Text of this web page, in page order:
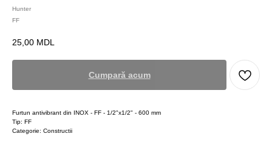
Hunter
FF
25,00 MDL
Cumpară acum
Furtun antivibrant din INOX - FF - 1/2"x1/2" - 600 mm
Tip: FF
Categorie: Constructii